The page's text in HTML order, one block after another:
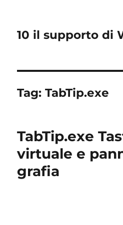
10 il supporto di
Tag:TabTip.exe
TabTip.exe
virtuale e
grafia